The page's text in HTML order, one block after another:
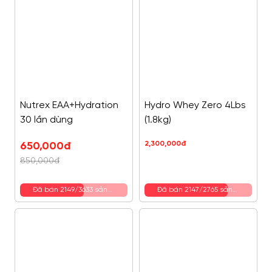
Nutrex EAA+Hydration
30 lần dùng
850,000đ
650,000đ
Đã bán 2149/3633 sản
phẩm
Hydro Whey Zero 4Lbs
(1.8kg)
2,300,000đ
Đã bán 2147/2765 sản
phẩm